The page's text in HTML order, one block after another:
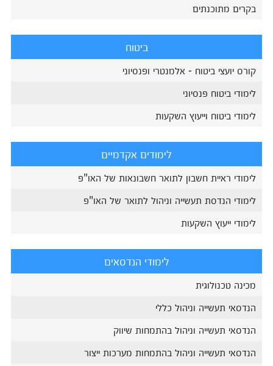
בקרים מתוכנתים
ביטוח
קורס יועצי ביטוח - אלמנטרי ופנסיוני
לימודי ביטוח פנסיוני
לימודי ביטוח וייעוץ השקעות
לימודים אקדמיים
לימודי ראיית חשבון לתואר חשבונאות של האו"פ
לימודי הנדסת תעשייה וניהול לתואר של האו"פ
לימודי ייעוץ השקעות
לימודי הנדסאים
מכינה טכנולוגית
הנדסאי תעשייה וניהול כללי
הנדסאי תעשייה וניהול בהתמחות שיווק
הנדסאי תעשייה וניהול בהתמחות מערכות ייצור